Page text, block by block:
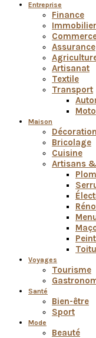
Entreprise
Finance
Immobilier
Assurance
Artisanat
Textile
Transport
Moto
Maison
Décoration
Bricolage
Cuisine
Artisans
Voyages
Tourisme
Santé
Bien-être
Sport
Mode
Beauté